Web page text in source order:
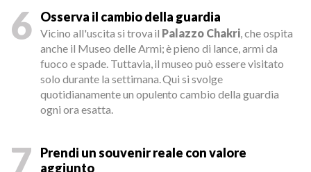
6 Osserva il cambio della guardia
Vicino all'uscita si trova il Palazzo Chakri , che ospita
anche il Museo delle Armi; è pieno di lance, armi da
fuoco e spade. Tuttavia, il museo può essere visitato
solo durante la settimana. Qui si svolge
quotidianamente un opulento cambio della guardia
ogni ora esatta.
7
Prendi un souvenir reale con valore
aggiunto